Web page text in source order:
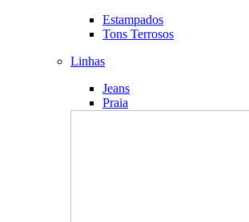
Estampados
Tons Terrosos
Linhas
Jeans
Praia